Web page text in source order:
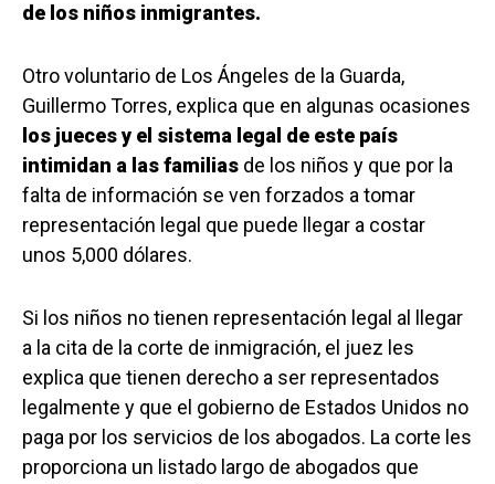
de los niños inmigrantes.
Otro voluntario de Los Ángeles de la Guarda,
Guillermo Torres, explica que en algunas ocasiones
los jueces y el sistema legal de este país
intimidan a las familias de los niños y que por la
falta de información se ven forzados a tomar
representación legal que puede llegar a costar
unos 5,000 dólares.
Si los niños no tienen representación legal al llegar
a la cita de la corte de inmigración, el juez les
explica que tienen derecho a ser representados
legalmente y que el gobierno de Estados Unidos no
paga por los servicios de los abogados. La corte les
proporciona un listado largo de abogados que